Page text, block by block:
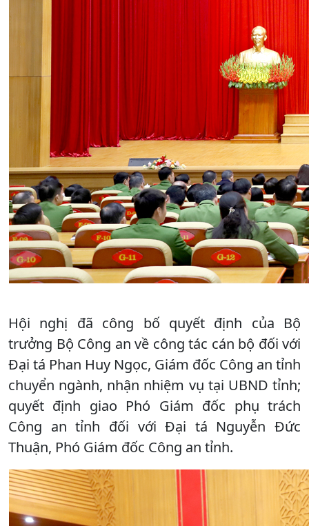
Hội nghị đã công bố quyết định của Bộ
trưởng Bộ Công an về công tác cán bộ đối với
Đại tá Phan Huy Ngọc, Giám đốc Công an tỉnh
chuyển ngành, nhận nhiệm vụ tại UBND tỉnh;
quyết định giao Phó Giám đốc phụ trách
Công an tỉnh đối với Đại tá Nguyễn Đức
Thuận, Phó Giám đốc Công an tỉnh.